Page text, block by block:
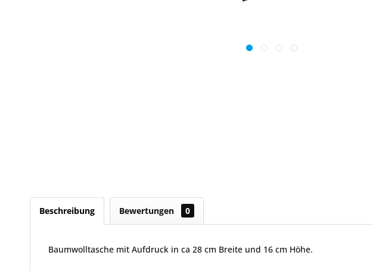
Beschreibung Bewertungen 0
Baumwolltasche mit Aufdruck in ca 28 cm Breite und 16 cm Höhe.